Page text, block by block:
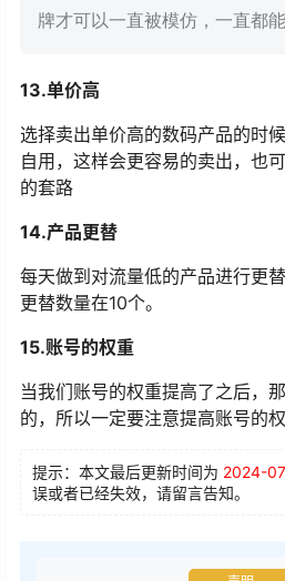
牌才可以一直被模仿，一直都能
13.单价高
选择卖出单价高的数码产品的时
自用，这样会更容易的卖出，也
的套路
14.产品更替
每天做到对流量低的产品进行更
更替数量在10个。
15.账号的权重
当我们账号的权重提高了之后，
的，所以一定要注意提高账号的权
提示：本文最后更新时间为 2024-
误或者已经失效，请留言告知。